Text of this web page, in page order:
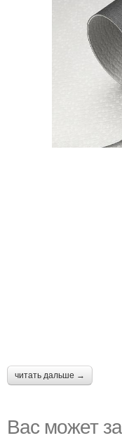
читать дальше →
Вас может